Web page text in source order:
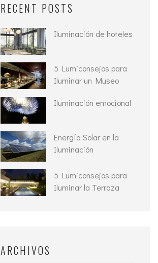
RECENT POSTS
Iluminación de hoteles
5 Lumiconsejos para
Iluminar un Museo
Iluminación emocional
Energía Solar en la
Iluminación
5 Lumiconsejos para
Iluminar la Terraza
ARCHIVOS